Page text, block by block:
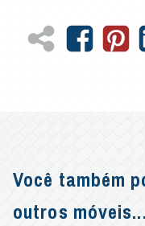
Você também
outros móveis...